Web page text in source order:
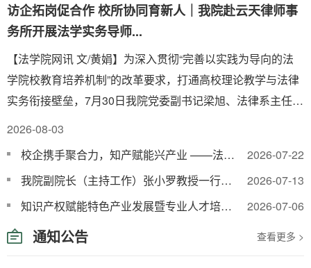
访企拓岗促合作 校所协同育新人｜我院赴云天律师事
务所开展法学实务导师...
【法学院网讯 文/黄娟】为深入贯彻“完善以实践为导向的法
学院校教育培养机制”的改革要求，打通高校理论教学与法律
实务衔接壁垒，7月30日我院党委副书记梁旭、法律系主任黄
2026-08-03
2026-07-22
校企携手聚合力，知产赋能兴产业 ——法学院赴白沙溪考察交流
2026-07-13
我院副院长（主持工作）张小罗教授一行受邀出席第三十届全国高校法学院 院长（系主...
2026-07-06
知识产权赋能特色产业发展暨专业人才培养学术交流会在我校召开
通知公告 查看更多 >